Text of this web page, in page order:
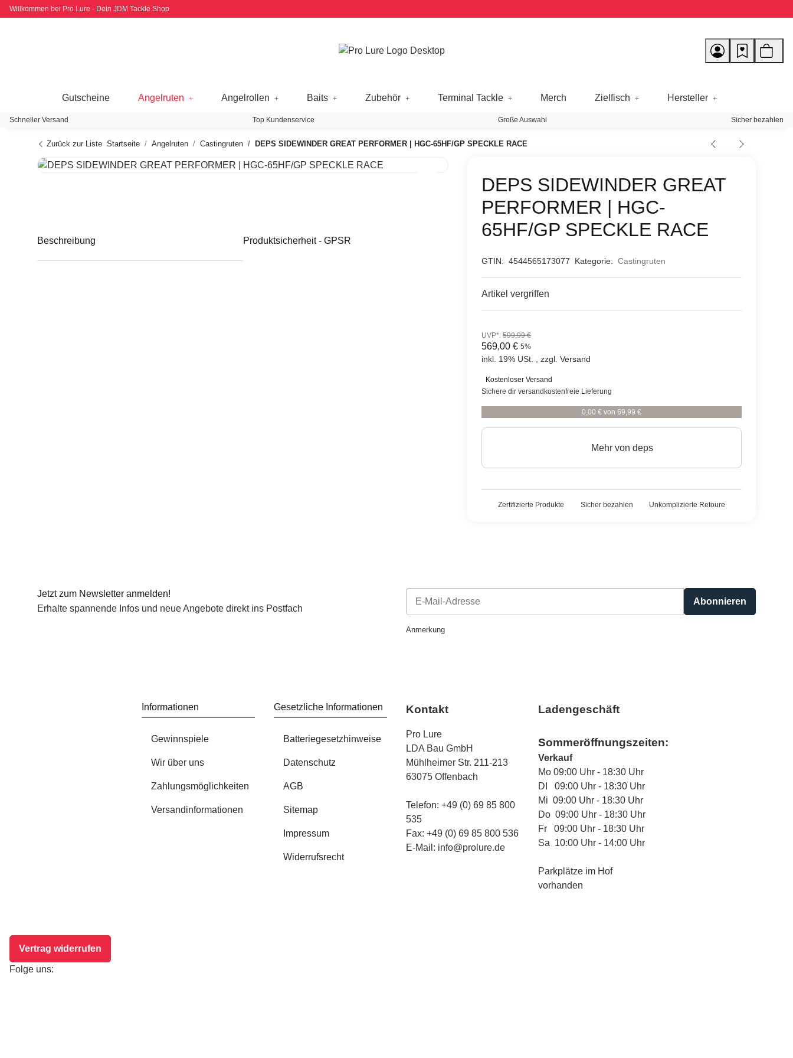
Willkommen bei Pro Lure - Dein JDM Tackle Shop
Gutscheine Angelruten Angelrollen Baits Zubehör Terminal Tackle Merch Zielfisch Hersteller
Schneller Versand Top Kundenservice Große Auswahl Sicher bezahlen
Zurück zur Liste Startseite Angelruten Castingruten DEPS SIDEWINDER GREAT PERFORMER | HGC-65HF/GP SPECKLE RACE
DEPS SIDEWINDER GREAT
PERFORMER | HGC-
65HF/GP SPECKLE RACE
GTIN:4544565173077 Kategorie:Castingruten
Artikel vergriffen
UVP*:599,99 €
569,00 € 5%
inkl. 19% USt. , zzgl.Versand
Kostenloser Versand
Sichere dir versandkostenfreie Lieferung
0,00 € von 69,99 €
Mehr von deps
Zertifizierte Produkte Sicher bezahlen Unkomplizierte Retoure
Beschreibung Produktsicherheit - GPSR
Jetzt zum Newsletter anmelden!
Erhalte spannende Infos und neue Angebote direkt ins Postfach
Abonnieren
Anmerkung
Informationen
Gewinnspiele
Wir über uns
Zahlungsmöglichkeiten
Versandinformationen
Gesetzliche Informationen
Batteriegesetzhinweise
Datenschutz
AGB
Sitemap
Impressum
Widerrufsrecht
Kontakt
Pro Lure
LDA Bau GmbH
Mühlheimer Str. 211-213
63075 Offenbach
Telefon: +49 (0) 69 85 800
535
Fax: +49 (0) 69 85 800 536
E-Mail: info@prolure.de
Ladengeschäft
Sommeröffnungszeiten:
Verkauf
Mo 09:00 Uhr - 18:30 Uhr
DI 09:00 Uhr - 18:30 Uhr
Mi 09:00 Uhr - 18:30 Uhr
Do 09:00 Uhr - 18:30 Uhr
Fr 09:00 Uhr - 18:30 Uhr
Sa 10:00 Uhr - 14:00 Uhr
Parkplätze im Hof
vorhanden
Vertrag widerrufen
Folge uns: